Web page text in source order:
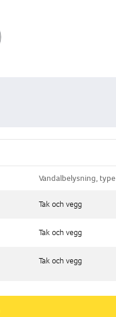
Vandalbelysning, type
Tak och vegg
Tak och vegg
Tak och vegg
Vandalbelysning, type
Tak och vegg
Tak och vegg
Tak och vegg